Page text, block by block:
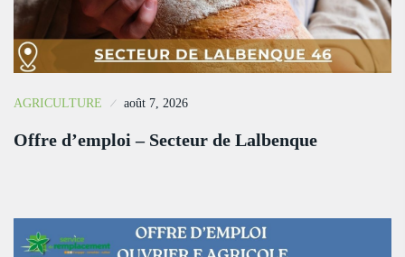
AGRICULTURE août 7, 2026
Offre d’emploi – Secteur de Lalbenque